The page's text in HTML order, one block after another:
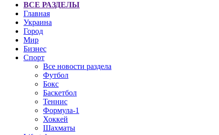
ВСЕ РАЗДЕЛЫ
Главная
Украина
Город
Мир
Бизнес
Спорт
Все новости раздела
Футбол
Бокс
Баскетбол
Теннис
Формула-1
Хоккей
Шахматы